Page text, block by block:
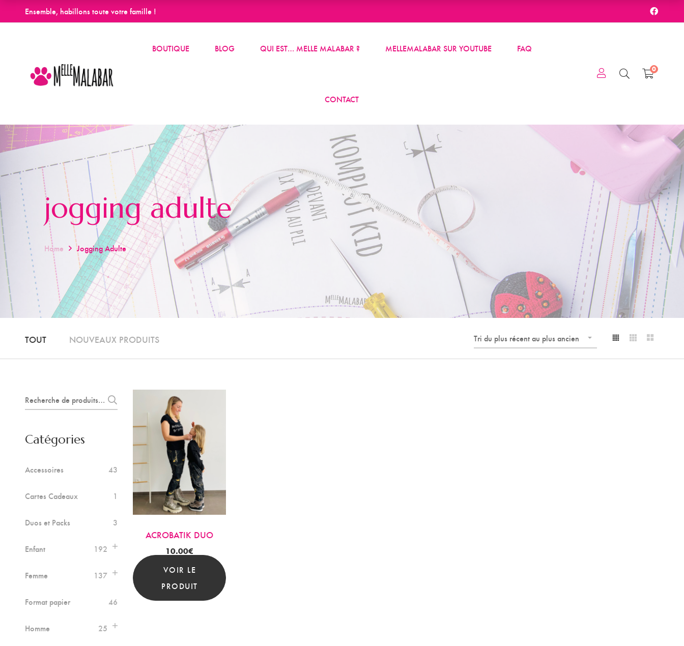
Ensemble, habillons toute votre famille !
BOUTIQUE BLOG QUI EST… MELLE MALABAR ? MELLEMALABAR SUR YOUTUBE FAQ
CONTACT
0
jogging adulte
Home Jogging Adulte
TOUT NOUVEAUX PRODUITS Tri du plus récent au plus ancien
ACROBATIK DUO
10.00€
VOIR LE
PRODUIT
Recherche
pour :
Catégories
Accessoires 43
Cartes Cadeaux 1
Duos et Packs 3
Enfant 192
Femme 137
Format papier 46
Homme 25